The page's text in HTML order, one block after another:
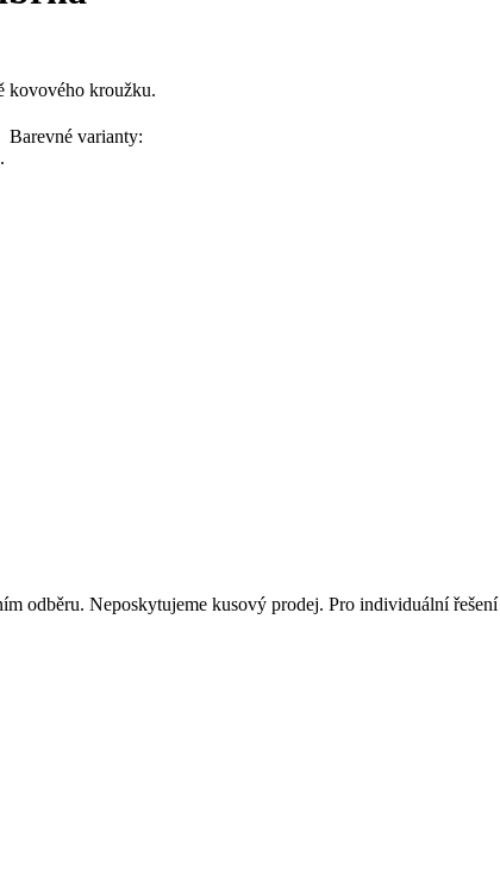
kovového kroužku.
Barevné varianty:
odběru. Neposkytujeme kusový prodej. Pro individuální